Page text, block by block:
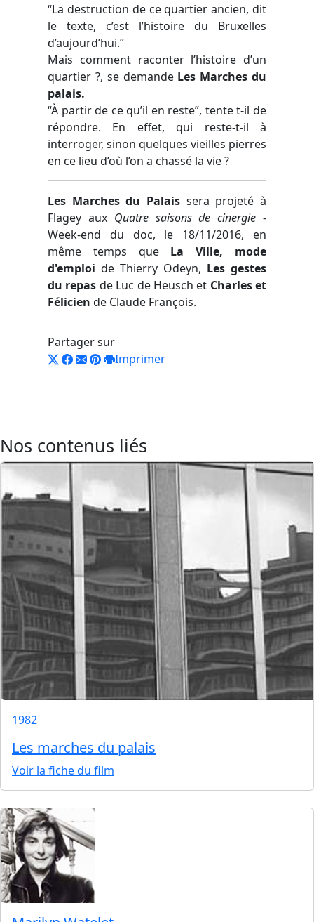
“La destruction de ce quartier ancien, dit
le texte, c’est l’histoire du Bruxelles
d’aujourd’hui.”
Mais comment raconter l’histoire d’un
quartier ?, se demande Les Marches du
palais.
“À partir de ce qu’il en reste”, tente t-il de
répondre. En effet, qui reste-t-il à
interroger, sinon quelques vieilles pierres
en ce lieu d’où l’on a chassé la vie ?
Les Marches du Palais sera projeté à
Flagey aux Quatre saisons de cinergie-
Week-end du doc, le 18/11/2016, en
même temps que La Ville, mode
d'emploi de Thierry Odeyn, Les gestes
du repas de Luc de Heusch et Charles et
Félicien de Claude François.
Partager sur
Imprimer
Nos contenus liés
1982
Les marches du palais
Voir la fiche du film